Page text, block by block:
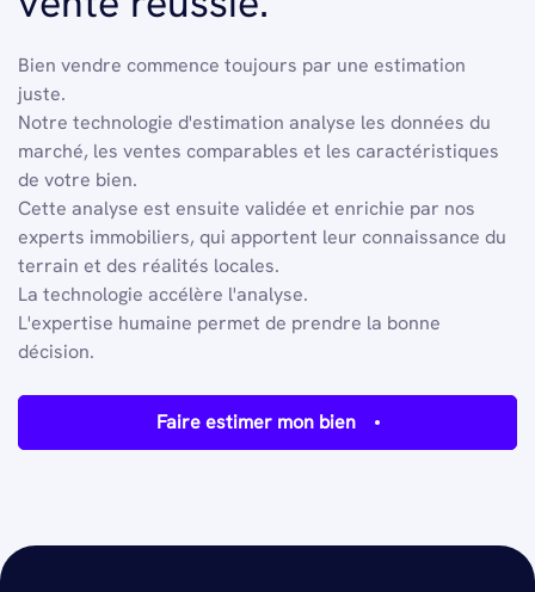
Bien vendre commence toujours par une estimation
juste.
Notre technologie d'estimation analyse les données du
marché, les ventes comparables et les caractéristiques
de votre bien.
Cette analyse est ensuite validée et enrichie par nos
experts immobiliers, qui apportent leur connaissance du
terrain et des réalités locales.
La technologie accélère l'analyse.
L'expertise humaine permet de prendre la bonne
décision.
Faire estimer mon bien